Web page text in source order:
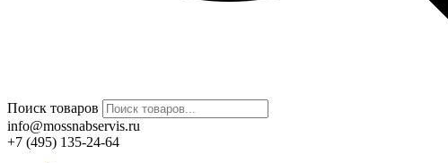
Поиск товаров
info@mossnabservis.ru
+7 (495) 135-24-64